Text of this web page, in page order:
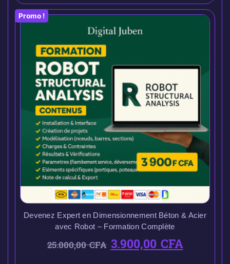
Promo !
Devenez Expert en Dimensionnement Béton & Acier
avec Robot – Formation Complète
25.000,00CFA 3.900,00CFA